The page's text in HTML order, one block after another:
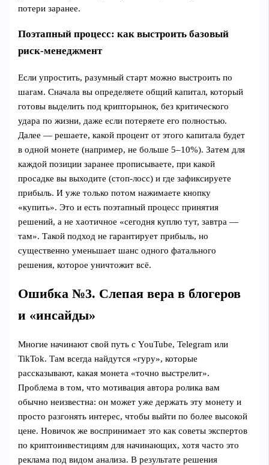
потери заранее.
Поэтапный процесс: как выстроить базовый
риск‑менеджмент
Если упростить, разумный старт можно выстроить по
шагам. Сначала вы определяете общий капитал, который
готовы выделить под крипторынок, без критического
удара по жизни, даже если потеряете его полностью.
Далее — решаете, какой процент от этого капитала будет
в одной монете (например, не больше 5–10%). Затем для
каждой позиции заранее прописываете, при какой
просадке вы выходите (стоп‑лосс) и где зафиксируете
прибыль. И уже только потом нажимаете кнопку
«купить». Это и есть поэтапный процесс принятия
решений, а не хаотичное «сегодня куплю тут, завтра —
там». Такой подход не гарантирует прибыль, но
существенно уменьшает шанс одного фатального
решения, которое уничтожит всё.
Ошибка №3. Слепая вера в блогеров
и «инсайды»
Многие начинают свой путь с YouTube, Telegram или
TikTok. Там всегда найдутся «гуру», которые
рассказывают, какая монета «точно выстрелит».
Проблема в том, что мотивация автора ролика вам
обычно неизвестна: он может уже держать эту монету и
просто разгонять интерес, чтобы выйти по более высокой
цене. Новичок же воспринимает это как советы экспертов
по криптоинвестициям для начинающих, хотя часто это
реклама под видом анализа. В результате решения